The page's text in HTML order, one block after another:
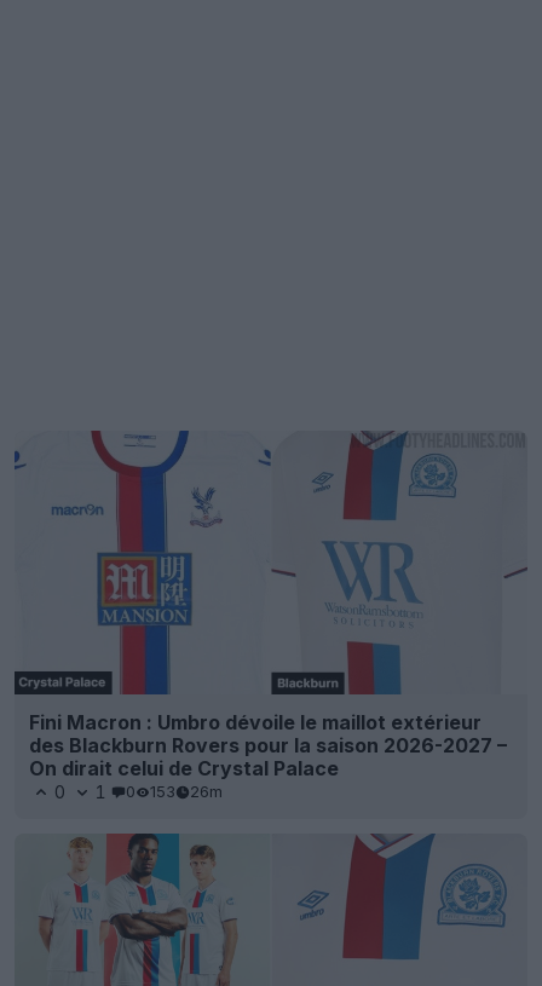
Fini Macron : Umbro dévoile le maillot extérieur
des Blackburn Rovers pour la saison 2026-2027 –
On dirait celui de Crystal Palace
0 1 0 153 26m